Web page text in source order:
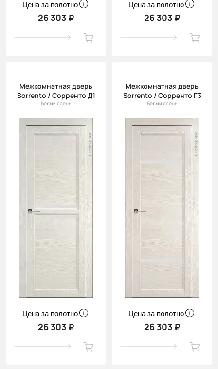
Цена за полотно
26 303 ₽
Цена за полотно
26 303 ₽
Межкомнатная дверь
Sorrento / Сорренто Д1
Белый ясень
Цена за полотно
26 303 ₽
Межкомнатная дверь
Sorrento / Сорренто Г3
Белый ясень
Цена за полотно
26 303 ₽